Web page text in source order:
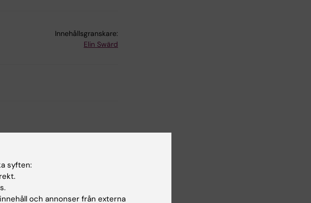
Innehållsgranskare:
Elin Swärd
syften:
och annonser från externa